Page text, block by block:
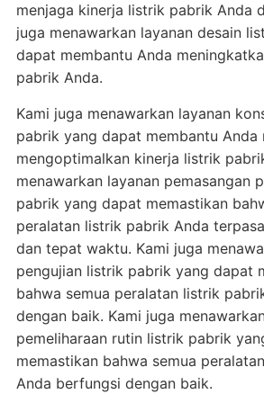
menjaga kinerja listrik pabrik Anda
juga menawarkan layanan desain
dapat membantu Anda
pabrik Anda.
Kami juga menawarkan layanan
pabrik yang dapat membantu Anda
mengoptimalkan kinerja listrik
menawarkan layanan pemasangan
pabrik yang dapat memastikan
peralatan listrik pabrik Anda
dan tepat waktu. Kami juga
pengujian listrik pabrik yang dapat
bahwa semua peralatan listrik
dengan baik. Kami juga
pemeliharaan rutin listrik pabrik
memastikan bahwa semua
Anda berfungsi dengan baik.